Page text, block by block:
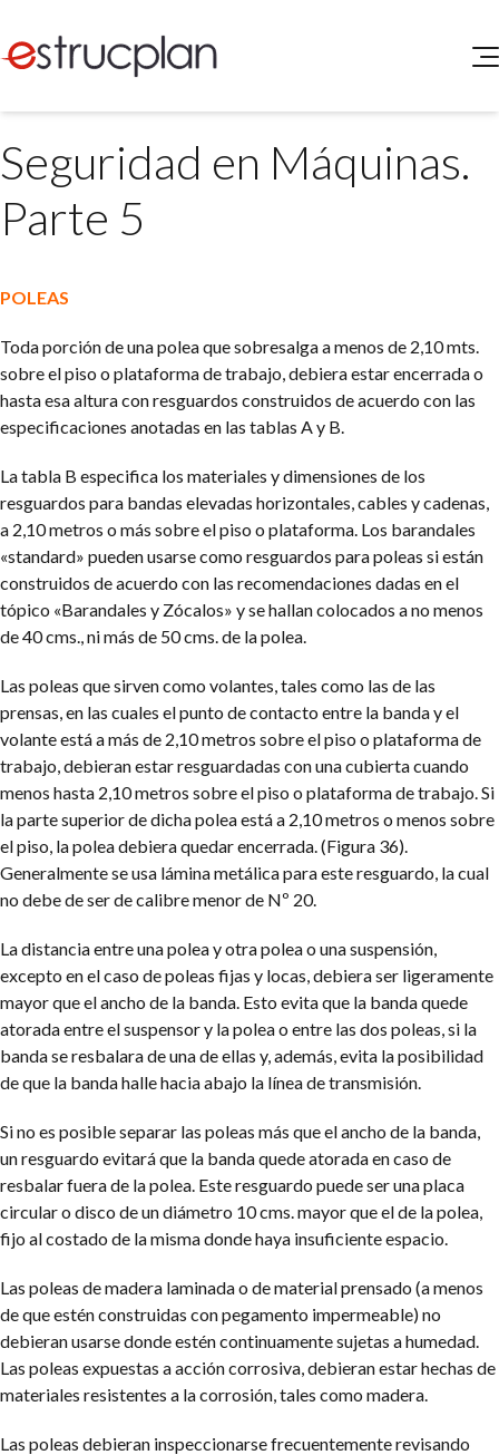
SERVICIOS
Higiene y Seguridad
Medio Ambiente
NOVEDADES
INGRESAR
Buscador de Legislación
Matriz Premium
Matriz Profesional
Seguridad en Máquinas.
Parte 5
POLEAS
Toda porción de una polea que sobresalga a menos de 2,10 mts.
sobre el piso o plataforma de trabajo, debiera estar encerrada o
hasta esa altura con resguardos construidos de acuerdo con las
especificaciones anotadas en las tablas A y B.
La tabla B especifica los materiales y dimensiones de los
resguardos para bandas elevadas horizontales, cables y cadenas,
a 2,10 metros o más sobre el piso o plataforma. Los barandales
«standard» pueden usarse como resguardos para poleas si están
construidos de acuerdo con las recomendaciones dadas en el
tópico «Barandales y Zócalos» y se hallan colocados a no menos
de 40 cms., ni más de 50 cms. de la polea.
Las poleas que sirven como volantes, tales como las de las
prensas, en las cuales el punto de contacto entre la banda y el
volante está a más de 2,10 metros sobre el piso o plataforma de
trabajo, debieran estar resguardadas con una cubierta cuando
menos hasta 2,10 metros sobre el piso o plataforma de trabajo. Si
la parte superior de dicha polea está a 2,10 metros o menos sobre
el piso, la polea debiera quedar encerrada. (Figura 36).
Generalmente se usa lámina metálica para este resguardo, la cual
no debe de ser de calibre menor de Nº 20.
La distancia entre una polea y otra polea o una suspensión,
excepto en el caso de poleas fijas y locas, debiera ser ligeramente
mayor que el ancho de la banda. Esto evita que la banda quede
atorada entre el suspensor y la polea o entre las dos poleas, si la
banda se resbalara de una de ellas y, además, evita la posibilidad
de que la banda halle hacia abajo la línea de transmisión.
Si no es posible separar las poleas más que el ancho de la banda,
un resguardo evitará que la banda quede atorada en caso de
resbalar fuera de la polea. Este resguardo puede ser una placa
circular o disco de un diámetro 10 cms. mayor que el de la polea,
fijo al costado de la misma donde haya insuficiente espacio.
Las poleas de madera laminada o de material prensado (a menos
de que estén construidas con pegamento impermeable) no
debieran usarse donde estén continuamente sujetas a humedad.
Las poleas expuestas a acción corrosiva, debieran estar hechas de
materiales resistentes a la corrosión, tales como madera.
Las poleas debieran inspeccionarse frecuentemente revisando